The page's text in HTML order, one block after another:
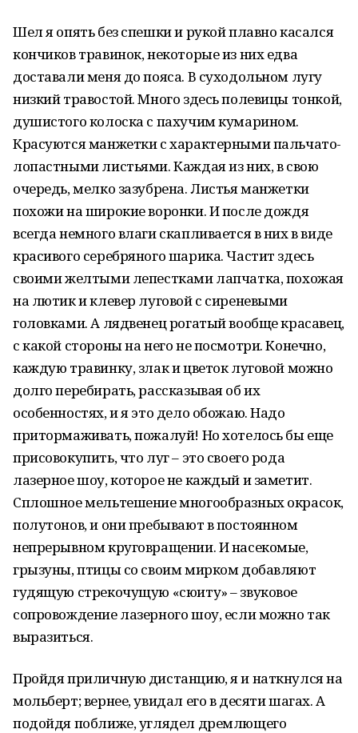
Шел я опять без спешки и рукой плавно касался
кончиков травинок, некоторые из них едва
доставали меня до пояса. В суходольном лугу
низкий травостой. Много здесь полевицы тонкой,
душистого колоска с пахучим кумарином.
Красуются манжетки с характерными пальчато-
лопастными листьями. Каждая из них, в свою
очередь, мелко зазубрена. Листья манжетки
похожи на широкие воронки. И после дождя
всегда немного влаги скапливается в них в виде
красивого серебряного шарика. Частит здесь
своими желтыми лепестками лапчатка, похожая
на лютик и клевер луговой с сиреневыми
головками. А лядвенец рогатый вообще красавец,
с какой стороны на него не посмотри. Конечно,
каждую травинку, злак и цветок луговой можно
долго перебирать, рассказывая об их
особенностях, и я это дело обожаю. Надо
притормаживать, пожалуй! Но хотелось бы еще
присовокупить, что луг – это своего рода
лазерное шоу, которое не каждый и заметит.
Сплошное мельтешение многообразных окрасок,
полутонов, и они пребывают в постоянном
непрерывном круговращении. И насекомые,
грызуны, птицы со своим мирком добавляют
гудящую стрекочущую «сюиту» – звуковое
сопровождение лазерного шоу, если можно так
выразиться.
Пройдя приличную дистанцию, я и наткнулся на
мольберт; вернее, увидал его в десяти шагах. А
подойдя поближе, углядел дремлющего